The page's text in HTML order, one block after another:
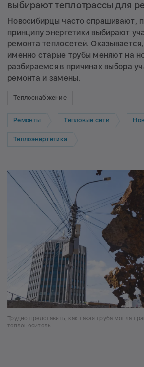
выбирают теплотрассы для
Новосибирцы часто спрашивают,
принципу энергетики выбирают
ремонта теплосетей.
именно старые трубы меняют на
разбираемся в причинах выбора
ремонта и замены.
Теплоснабжение
Ремонты Тепловые сети
Теплоэнергетика
Трудно представить, как такая труба могла
теплоноситель